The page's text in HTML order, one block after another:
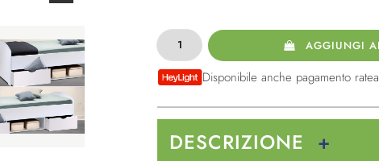
AGGIUNGI
Disponibile anche pagamento
DESCRIZIONE